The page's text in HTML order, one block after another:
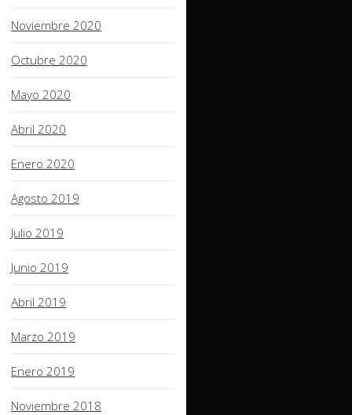
Noviembre 2020
Octubre 2020
Mayo 2020
Abril 2020
Enero 2020
Agosto 2019
Julio 2019
Junio 2019
Abril 2019
Marzo 2019
Enero 2019
Noviembre 2018